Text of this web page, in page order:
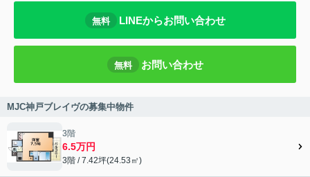
無料 LINEからお問い合わせ
無料 お問い合わせ
MJC神戸ブレイヴの募集中物件
3階
6.5万円
3階 / 7.42坪(24.53㎡)